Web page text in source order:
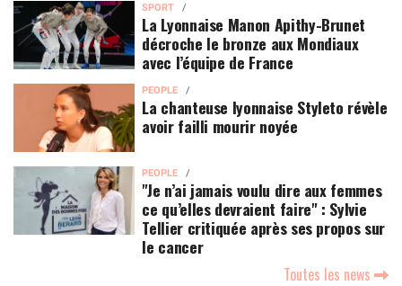
SPORT
La Lyonnaise Manon Apithy-Brunet
décroche le bronze aux Mondiaux
avec l’équipe de France
PEOPLE
La chanteuse lyonnaise Styleto révèle
avoir failli mourir noyée
PEOPLE
"Je n’ai jamais voulu dire aux femmes
ce qu’elles devraient faire" : Sylvie
Tellier critiquée après ses propos sur
le cancer
Toutes les news